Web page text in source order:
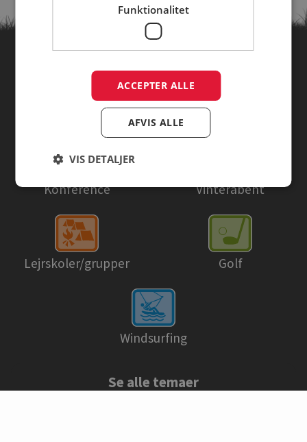
Find campingpladser ud fra
temaer
Konference Vinteråbent
Lejrskoler/grupper Golf
Windsurfing
Se alle temaer
Funktionalitet
ACCEPTER ALLE
AFVIS ALLE
VIS DETALJER